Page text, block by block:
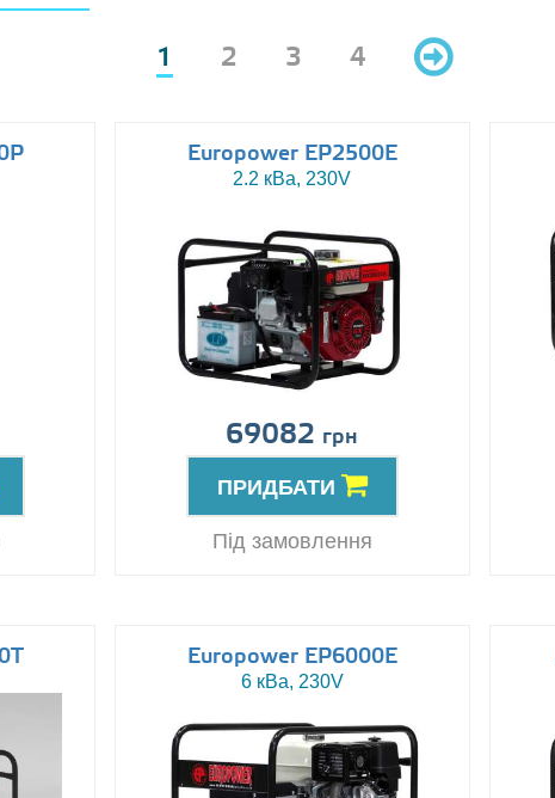
1 2 3 4
Europower EP2500E
2.2 кВа, 230V
69082 грн
ПРИДБАТИ
Під замовлення
Europower EP6000E
6 кВа, 230V